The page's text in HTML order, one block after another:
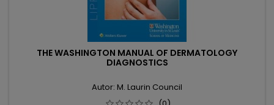
THE WASHINGTON MANUAL OF DERMATOLOGY
DIAGNOSTICS
Autor: M. Laurin Council